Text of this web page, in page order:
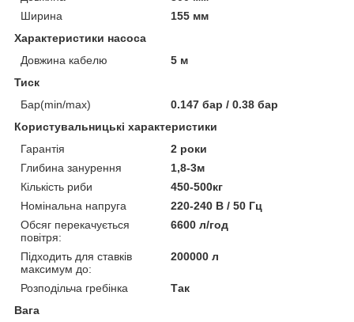
Ширина
155 мм
Характеристики насоса
Довжина кабелю
5 м
Тиск
Бар(min/max)
0.147 бар / 0.38 бар
Користувальницькі характеристики
Гарантія
2 роки
Глибина занурення
1,8-3м
Кількість риби
450-500кг
Номінальна напруга
220-240 В / 50 Гц
Обсяг перекачується
повітря:
6600 л/год
Підходить для ставків
максимум до:
200000 л
Розподільча гребінка
Так
Вага